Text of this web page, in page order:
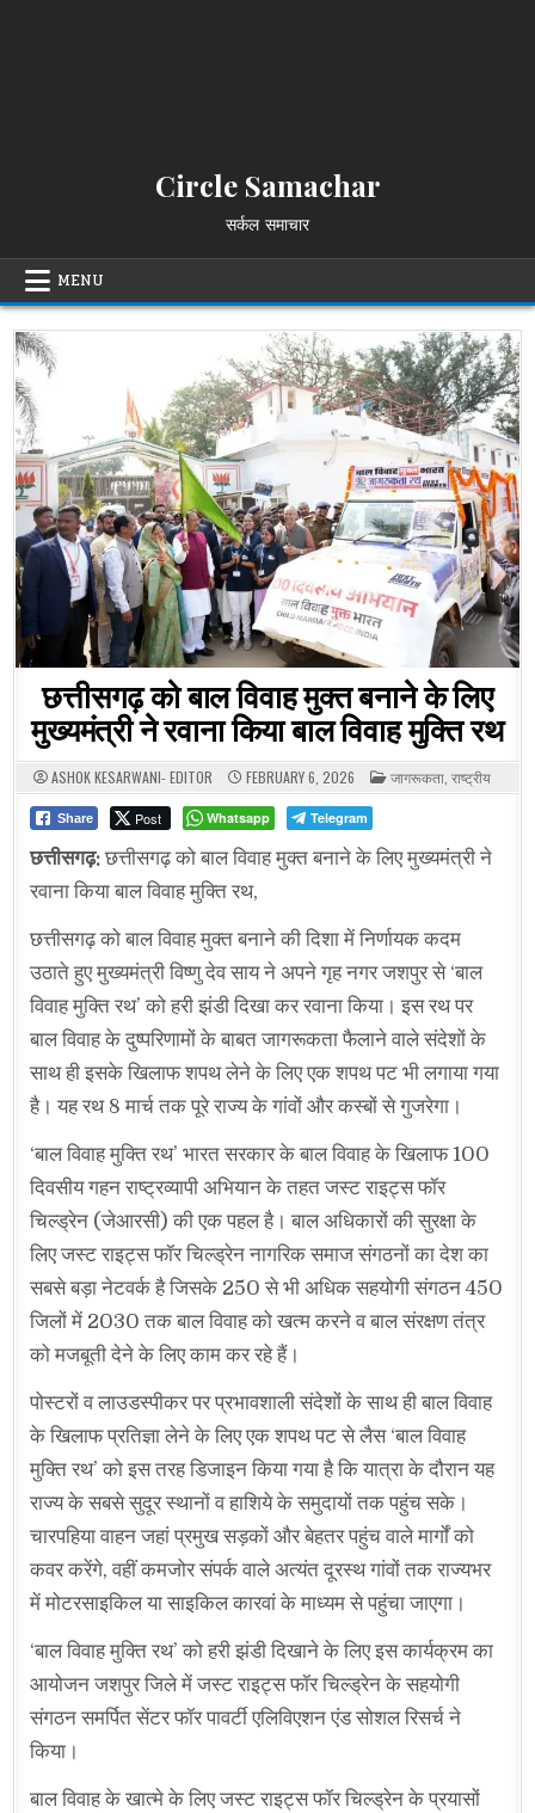
Circle Samachar
सर्कल समाचार
MENU
छत्तीसगढ़ को बाल विवाह मुक्त बनाने के लिए
मुख्यमंत्री ने रवाना किया बाल विवाह मुक्ति रथ
ASHOK KESARWANI- EDITOR FEBRUARY 6, 2026 POSTED
IN
जागरूकता, राष्ट्रीय
Share Post Whatsapp Telegram
छत्तीसगढ़:छत्तीसगढ़ को बाल विवाह मुक्त बनाने के लिए मुख्यमंत्री ने
रवाना किया बाल विवाह मुक्ति रथ,
छत्तीसगढ़ को बाल विवाह मुक्त बनाने की दिशा में निर्णायक कदम
उठाते हुए मुख्यमंत्री विष्णु देव साय ने अपने गृह नगर जशपुर से ‘बाल
विवाह मुक्ति रथ’ को हरी झंडी दिखा कर रवाना किया। इस रथ पर
बाल विवाह के दुष्परिणामों के बाबत जागरूकता फैलाने वाले संदेशों के
साथ ही इसके खिलाफ शपथ लेने के लिए एक शपथ पट भी लगाया गया
है। यह रथ 8 मार्च तक पूरे राज्य के गांवों और कस्बों से गुजरेगा।
‘बाल विवाह मुक्ति रथ’ भारत सरकार के बाल विवाह के खिलाफ 100
दिवसीय गहन राष्ट्रव्यापी अभियान के तहत जस्ट राइट्स फॉर
चिल्ड्रेन (जेआरसी) की एक पहल है। बाल अधिकारों की सुरक्षा के
लिए जस्ट राइट्स फॉर चिल्ड्रेन नागरिक समाज संगठनों का देश का
सबसे बड़ा नेटवर्क है जिसके 250 से भी अधिक सहयोगी संगठन 450
जिलों में 2030 तक बाल विवाह को खत्म करने व बाल संरक्षण तंत्र
को मजबूती देने के लिए काम कर रहे हैं।
पोस्टरों व लाउडस्पीकर पर प्रभावशाली संदेशों के साथ ही बाल विवाह
के खिलाफ प्रतिज्ञा लेने के लिए एक शपथ पट से लैस ‘बाल विवाह
मुक्ति रथ’ को इस तरह डिजाइन किया गया है कि यात्रा के दौरान यह
राज्य के सबसे सुदूर स्थानों व हाशिये के समुदायों तक पहुंच सके।
चारपहिया वाहन जहां प्रमुख सड़कों और बेहतर पहुंच वाले मार्गों को
कवर करेंगे, वहीं कमजोर संपर्क वाले अत्यंत दूरस्थ गांवों तक राज्यभर
में मोटरसाइकिल या साइकिल कारवां के माध्यम से पहुंचा जाएगा।
‘बाल विवाह मुक्ति रथ’ को हरी झंडी दिखाने के लिए इस कार्यक्रम का
आयोजन जशपुर जिले में जस्ट राइट्स फॉर चिल्ड्रेन के सहयोगी
संगठन समर्पित सेंटर फॉर पावर्टी एलिविएशन एंड सोशल रिसर्च ने
किया।
बाल विवाह के खात्मे के लिए जस्ट राइट्स फॉर चिल्ड्रेन के प्रयासों